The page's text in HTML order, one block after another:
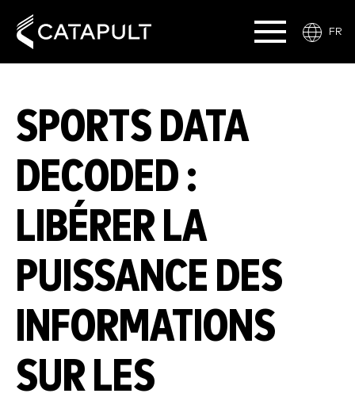
FR
SPORTS DATA
DECODED :
LIBÉRER LA
PUISSANCE DES
INFORMATIONS
SUR LES